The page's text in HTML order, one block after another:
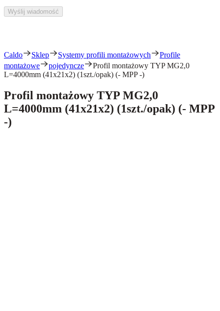
Wyślij wiadomość
Caldo Sklep Systemy profili montażowych
Profile
montażowe
pojedyncze
Profil montażowy TYP MG2,0
L=4000mm (41x21x2) (1szt./opak) (- MPP -)
Profil montażowy TYP MG2,0
L=4000mm (41x21x2) (1szt./opak) (- MPP
-)